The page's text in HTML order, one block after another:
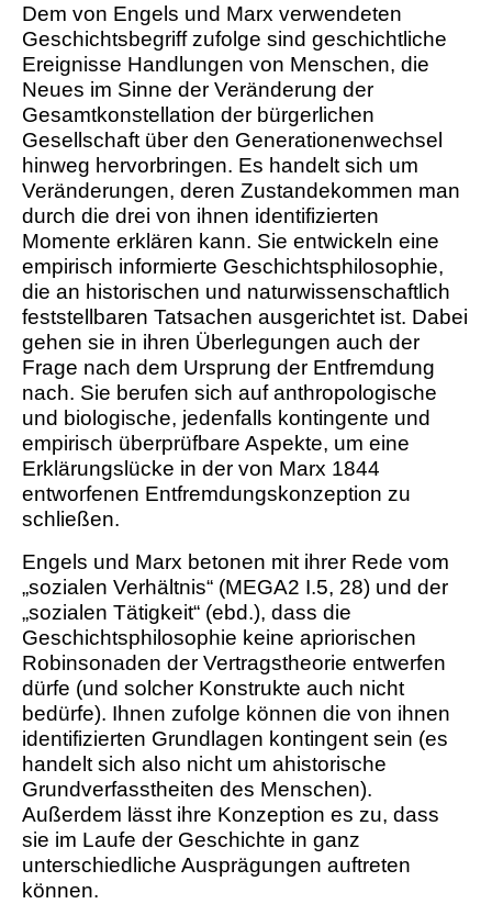
Dem von Engels und Marx verwendeten
Geschichtsbegriff zufolge sind geschichtliche
Ereignisse Handlungen von Menschen, die
Neues im Sinne der Veränderung der
Gesamtkonstellation der bürgerlichen
Gesellschaft über den Generationenwechsel
hinweg hervorbringen. Es handelt sich um
Veränderungen, deren Zustandekommen man
durch die drei von ihnen identifizierten
Momente erklären kann. Sie entwickeln eine
empirisch informierte Geschichtsphilosophie,
die an historischen und naturwissenschaftlich
feststellbaren Tatsachen ausgerichtet ist. Dabei
gehen sie in ihren ­Überlegungen auch der
Frage nach dem Ursprung der Entfremdung
nach. Sie berufen sich auf anthropologische
und biologische, jedenfalls kontingente und
empirisch überprüfbare Aspekte, um eine
Erklärungslücke in der von Marx 1844
entworfenen Entfremdungskonzeption zu
schließen.
Engels und Marx betonen mit ihrer Rede vom
„sozialen Verhältnis“ (MEGA2 I.5, 28) und der
„sozialen Tätigkeit“ (ebd.), dass die
Geschichtsphilosophie keine apriorischen
Robinsonaden der Vertragstheorie entwerfen
dürfe (und solcher Konstrukte auch nicht
bedürfe). Ihnen zufolge können die von ihnen
identifizierten Grundlagen kontingent sein (es
handelt sich also nicht um ahistorische
Grundverfasstheiten des Menschen).
Außerdem lässt ihre Konzeption es zu, dass
sie im Laufe der Geschichte in ganz
unterschiedliche Ausprägungen auftreten
können.